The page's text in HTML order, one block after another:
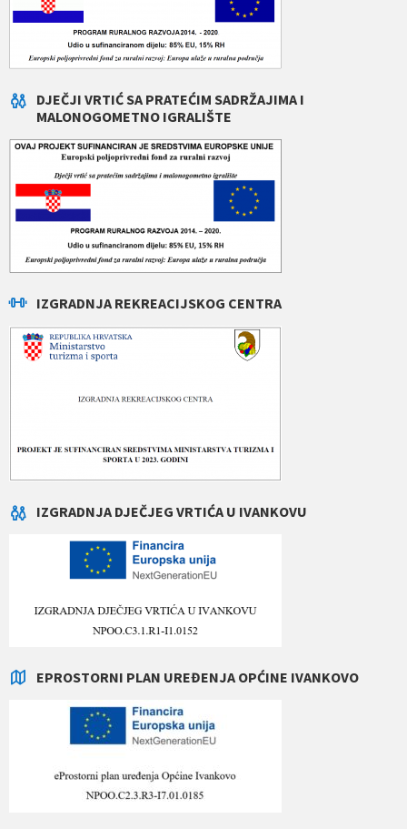
DJEČJI VRTIĆ SA PRATEĆIM SADRŽAJIMA I
MALONOGOMETNO IGRALIŠTE
IZGRADNJA REKREACIJSKOG CENTRA
IZGRADNJA DJEČJEG VRTIĆA U IVANKOVU
EPROSTORNI PLAN UREĐENJA OPĆINE IVANKOVO